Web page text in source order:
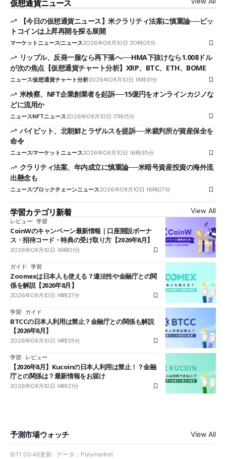
仮想通貨ニュース
【今日の仮想通貨ニュース】米クラリティ法案に慎重論──ビッ
トコインは上昇再開を探る展開
マーケットニュースニュース2026年08月10日 20時05分
リップル、反発一服なら再下落へ──HMA下抜けなら1.008ドル
が次の焦点【仮想通貨チャート分析】XRP、BTC、ETH、BOME
ニュース仮想通貨チャート分析2026年08月10日 18時31分
米検察、NFT企業創業者を起訴──15億円をオンラインカジノな
どに流用か
ニュースNFTニュース2026年08月10日 17時15分
バイビット、北朝鮮とラザルスを提訴──米裁判所が資産保全を
命令
ニュースマーケットニュース2026年08月10日 16時35分
クラリティ法案、年内成立に慎重論──米暗号資産投資の海外流
出懸念も
ニュースブロックチェーンニュース2026年08月10日 16時07分
学習カテゴリ新着 View All
レビュー 学習
CoinWのキャンペーン最新情報｜口座開設ボーナ
ス・招待コード・特典の受け取り方【2026年8月】
2026年08月10日 16時01分
ガイド 学習
Zoomexは日本人も使える？違法性や金融庁との関
係を解説【2026年8月】
2026年08月10日 14時27分
学習 ガイド
BTCCの日本人利用は禁止？金融庁との関係も解説
【2026年8月】
2026年08月10日 14時25分
学習 レビュー
【2026年8月】Kucoinの日本人利用は禁止！？金融
庁との関係は？最新情報をお届け
2026年08月10日 14時21分
予測市場ウォッチ View All
8/11 05:46更新 · データ：Polymarket